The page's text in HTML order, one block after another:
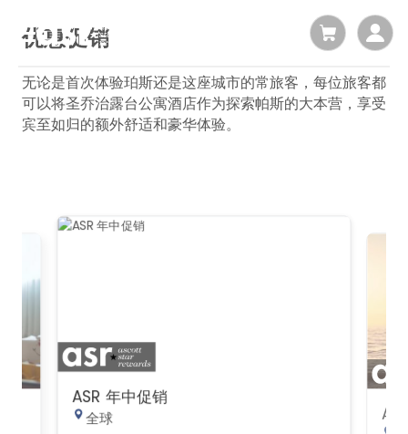
优惠促销
无论是首次体验珀斯还是这座城市的常旅客，每位旅客都
可以将圣乔治露台公寓酒店作为探索帕斯的大本营，享受
宾至如归的额外舒适和豪华体验。
ASR 年中促销
全球